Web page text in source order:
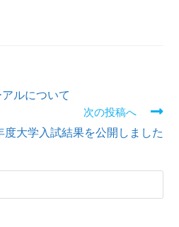
ルについて
次の投稿へ
度大学入試結果を公開しました